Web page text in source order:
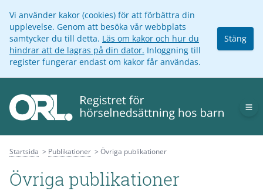
Vi använder kakor (cookies) för att förbättra din
upplevelse. Genom att besöka vår webbplats
samtycker du till detta. Läs om kakor och hur du
hindrar att de lagras på din dator. Inloggning till
register fungerar endast om kakor får användas.
Stäng
Startsida Publikationer Övriga publikationer
Övriga publikationer